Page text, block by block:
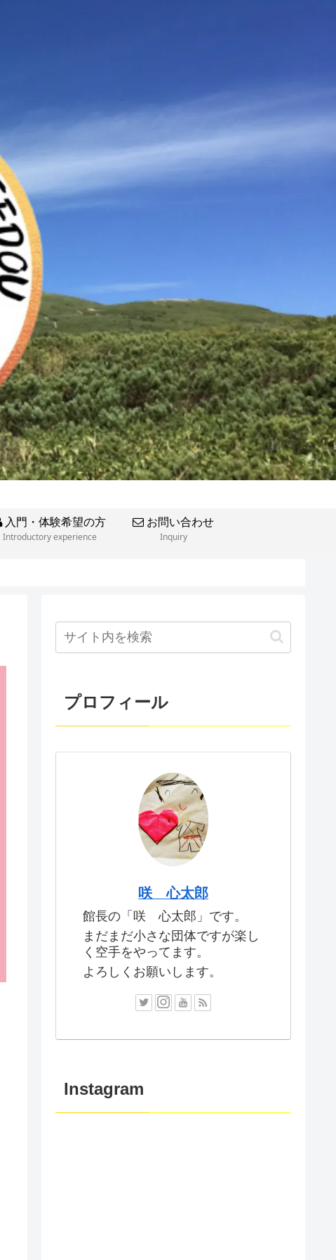
入門・体験希望の方
Introductory experience
お問い合わせ
Inquiry
プロフィール
咲 心太郎
館長の「咲 心太郎」です。
まだまだ小さな団体ですが楽し
く空手をやってます。
よろしくお願いします。
Instagram